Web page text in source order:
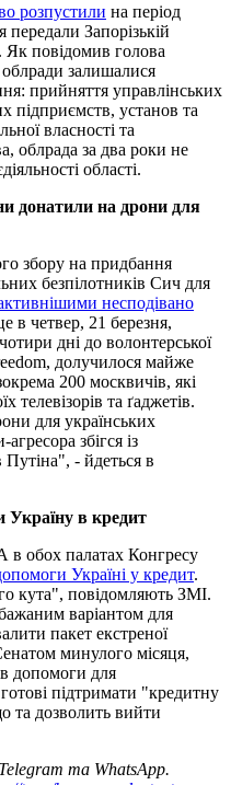
розпустили на період
передали Запорізькій
Як повідомив голова
залишалися
прийняття управлінських
підприємств, установ та
власності та
облрада за два роки не
області.
донатили на дрони для
збору на придбання
безпілотників Сич для
несподівано
в четвер, 21 березня,
дні до волонтерської
долучилося майже
200 москвичів, які
телевізорів та ґаджетів.
для українських
збігся із
- йдеться в
Україну в кредит
обох палатах Конгресу
Україні у кредит.
кута", повідомляють ЗМІ.
варіантом для
пакет екстреної
минулого місяця,
допомоги для
підтримати "кредитну
та дозволить вийти
та WhatsApp.